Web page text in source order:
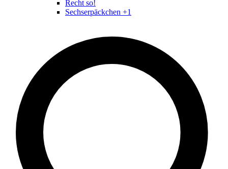
Recht so!
Sechserpäckchen +1